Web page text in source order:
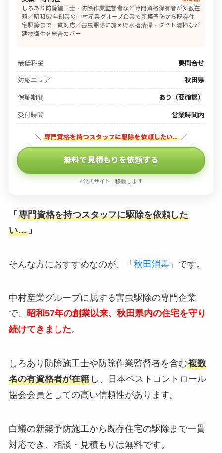
しろあり防除施工士・防除作業監督者など専門資格保有者が多数在
籍／昭和57年創業の中村産業グループ企業で新築予防から既存住
宅駆除まで一貫対応／害虫駆除に加え貯水槽清掃・ダクト清掃など
建物衛生を総合カバー
最低料金 要問合せ
対応エリア 秋田県
保証期間 あり（要確認）
受付時間 営業時間内
＼ 専門資格を持つスタッフに駆除を依頼したい… ／
無料で見積もりを依頼する
※公式サイトに移動します
「 専門資格を持つスタッフに駆除を依頼した
い…」
そんな方におすすめなのが、「 秋田消毒」です。
中村産業グループに属する害虫駆除の専門企業
で、 昭和57年の創業以来、秋田県内の住宅を守り
続けてきました。
しろあり防除施工士や防除作業監督者を含む複数
名の有資格者が在籍し、日本ペストコントロール
協会会員としての高い信頼性があります。
白蟻の新築予防施工から既存住宅の駆除まで一貫
対応でき、相談・見積もりは無料です。